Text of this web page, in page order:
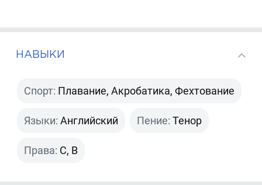
НАВЫКИ
Спорт: Плавание, Акробатика, Фехтование
Языки: Английский Пение: Тенор
Права: C, B